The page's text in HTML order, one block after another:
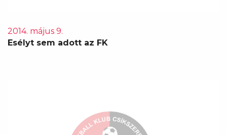
2014. május 9.
Esélyt sem adott az FK